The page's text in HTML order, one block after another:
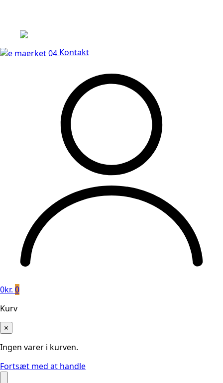
Kontakt
0kr. 0
Kurv
×
Ingen varer i kurven.
Fortsæt med at handle